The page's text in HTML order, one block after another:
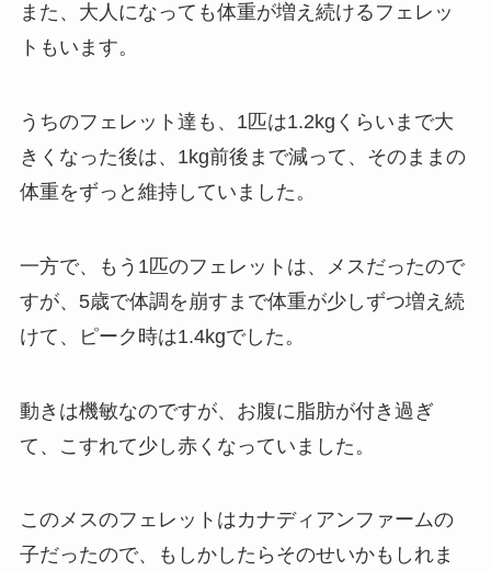
また、大人になっても体重が増え続けるフェレッ
トもいます。
うちのフェレット達も、1匹は1.2kgくらいまで大
きくなった後は、1kg前後まで減って、そのままの
体重をずっと維持していました。
一方で、もう1匹のフェレットは、メスだったので
すが、5歳で体調を崩すまで体重が少しずつ増え続
けて、ピーク時は1.4kgでした。
動きは機敏なのですが、お腹に脂肪が付き過ぎ
て、こすれて少し赤くなっていました。
このメスのフェレットはカナディアンファームの
子だったので、もしかしたらそのせいかもしれま